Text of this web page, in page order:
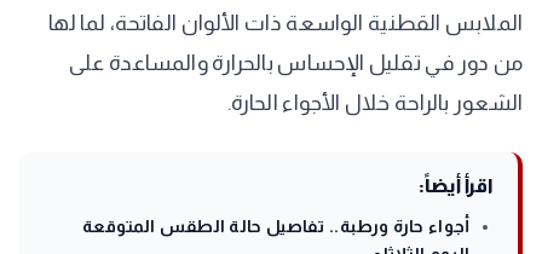
الملابس القطنية الواسعة ذات الألوان الفاتحة، لما لها
من دور في تقليل الإحساس بالحرارة والمساعدة على
الشعور بالراحة خلال الأجواء الحارة.
اقرأ أيضاً:
أجواء حارة ورطبة.. تفاصيل حالة الطقس المتوقعة